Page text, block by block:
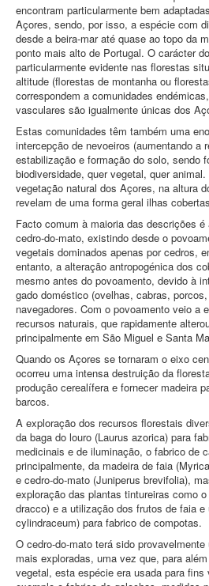
encontram particularmente bem
Açores, sendo, por isso, a espécie com
desde a beira‑mar até quase ao topo da
ponto mais alto de Portugal. O carácter
particularmente evidente nas florestas
altitude (florestas de montanha ou
correspondem a comunidades
vasculares são igualmente únicas dos
Estas comunidades têm também uma
intercepção de nevoeiros (aumentando a
estabilização e formação do solo, sendo
biodiversidade, quer vegetal, quer
vegetação natural dos Açores, na altura
revelam de uma forma geral ilhas
Facto comum à maioria das descrições é
cedro‑do‑mato, existindo desde o
vegetais dominados apenas por cedros,
entanto, a alteração antropogénica dos
mesmo antes do povoamento, devido à
gado doméstico (ovelhas, cabras,
navegadores. Com o povoamento veio a
recursos naturais, que rapidamente
principalmente em São Miguel e Santa
Quando os Açores se tornaram o eixo
ocorreu uma intensa destruição da
produção cerealífera e fornecer madeira
barcos.
A exploração dos recursos florestais
da baga do louro (Laurus azorica) para
medicinais e de iluminação, o fabrico de
principalmente, da madeira de faia
e cedro‑do‑mato (Juniperus brevifolia),
exploração das plantas tintureiras como
dracco) e a utilização dos frutos de faia e
cylindraceum) para fabrico de compotas.
O cedro‑do‑mato terá sido
mais exploradas, uma vez que, para
vegetal, esta espécie era usada para fins